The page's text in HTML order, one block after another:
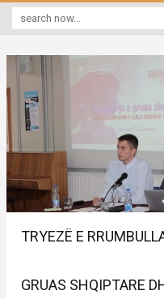
TRYEZË E
GRUAS SHQIPTARE